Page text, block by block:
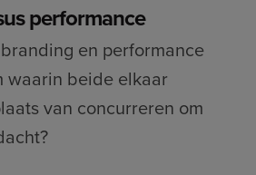
performance
en performance
waarin beide elkaar
van concurreren om